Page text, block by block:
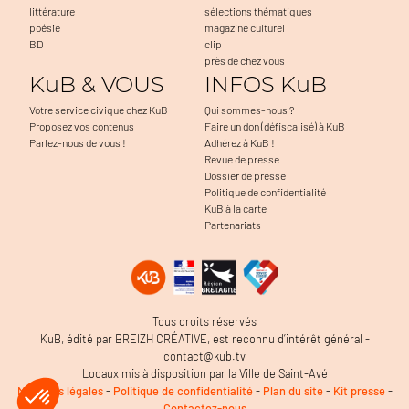
littérature
poésie
BD
sélections thématiques
magazine culturel
clip
près de chez vous
KuB & VOUS
Votre service civique chez KuB
Proposez vos contenus
Parlez-nous de vous !
INFOS KuB
Qui sommes-nous ?
Faire un don (défiscalisé) à KuB
Adhérez à KuB !
Revue de presse
Dossier de presse
Politique de confidentialité
KuB à la carte
Partenariats
Tous droits réservés
KuB, édité par BREIZH CRÉATIVE, est reconnu d’intérêt général -
contact@kub.tv
Locaux mis à disposition par la Ville de Saint-Avé
Mentions légales- Politique de confidentialité- Plan du site- Kit presse-